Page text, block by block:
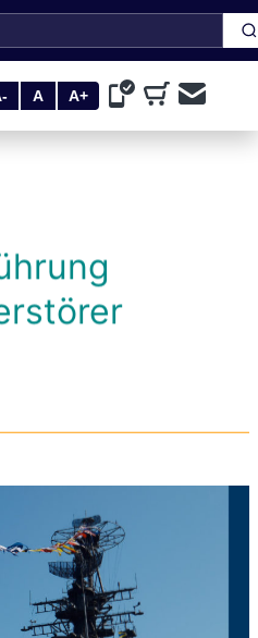
A A+